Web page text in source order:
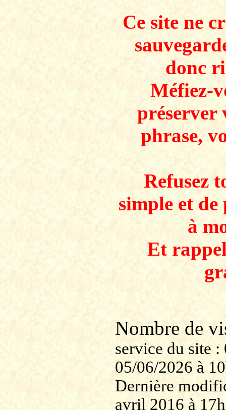
Ce site ne
donc
Méfiez-
préserver
phrase,
Refusez
simple et
à
Et
Nombre de
service du site
05/06/2026 à
Dernière
avril 2016 à